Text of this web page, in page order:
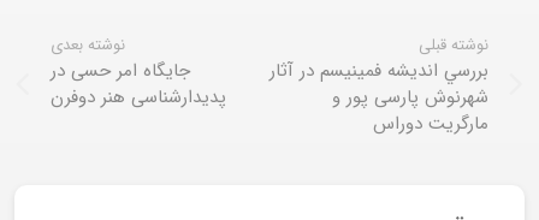
نوشته قبلی
بررسي انديشه فمينيسم در آثار
شهرنوش پارسی پور و
مارگريت دوراس
نوشته بعدی
جایگاه امر حسی در
پدیدارشناسی هنر دوفرن